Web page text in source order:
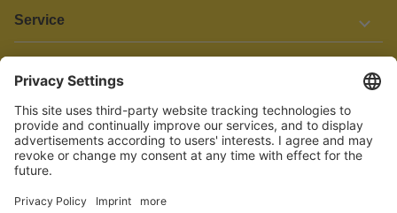
Service
Informationen
Barrierefreiheit
Wir bemühen uns, unsere Website barrierefrei zu gestalten.
Einige Inhalte und Funktionen sind derzeit jedoch noch nicht
vollständig zugänglich. Wenn Sie auf Barrieren stoßen oder Hilfe
benötigen, kontaktieren Sie uns bitte unter service[at]knutzen.de.
Vertrag widerrufen